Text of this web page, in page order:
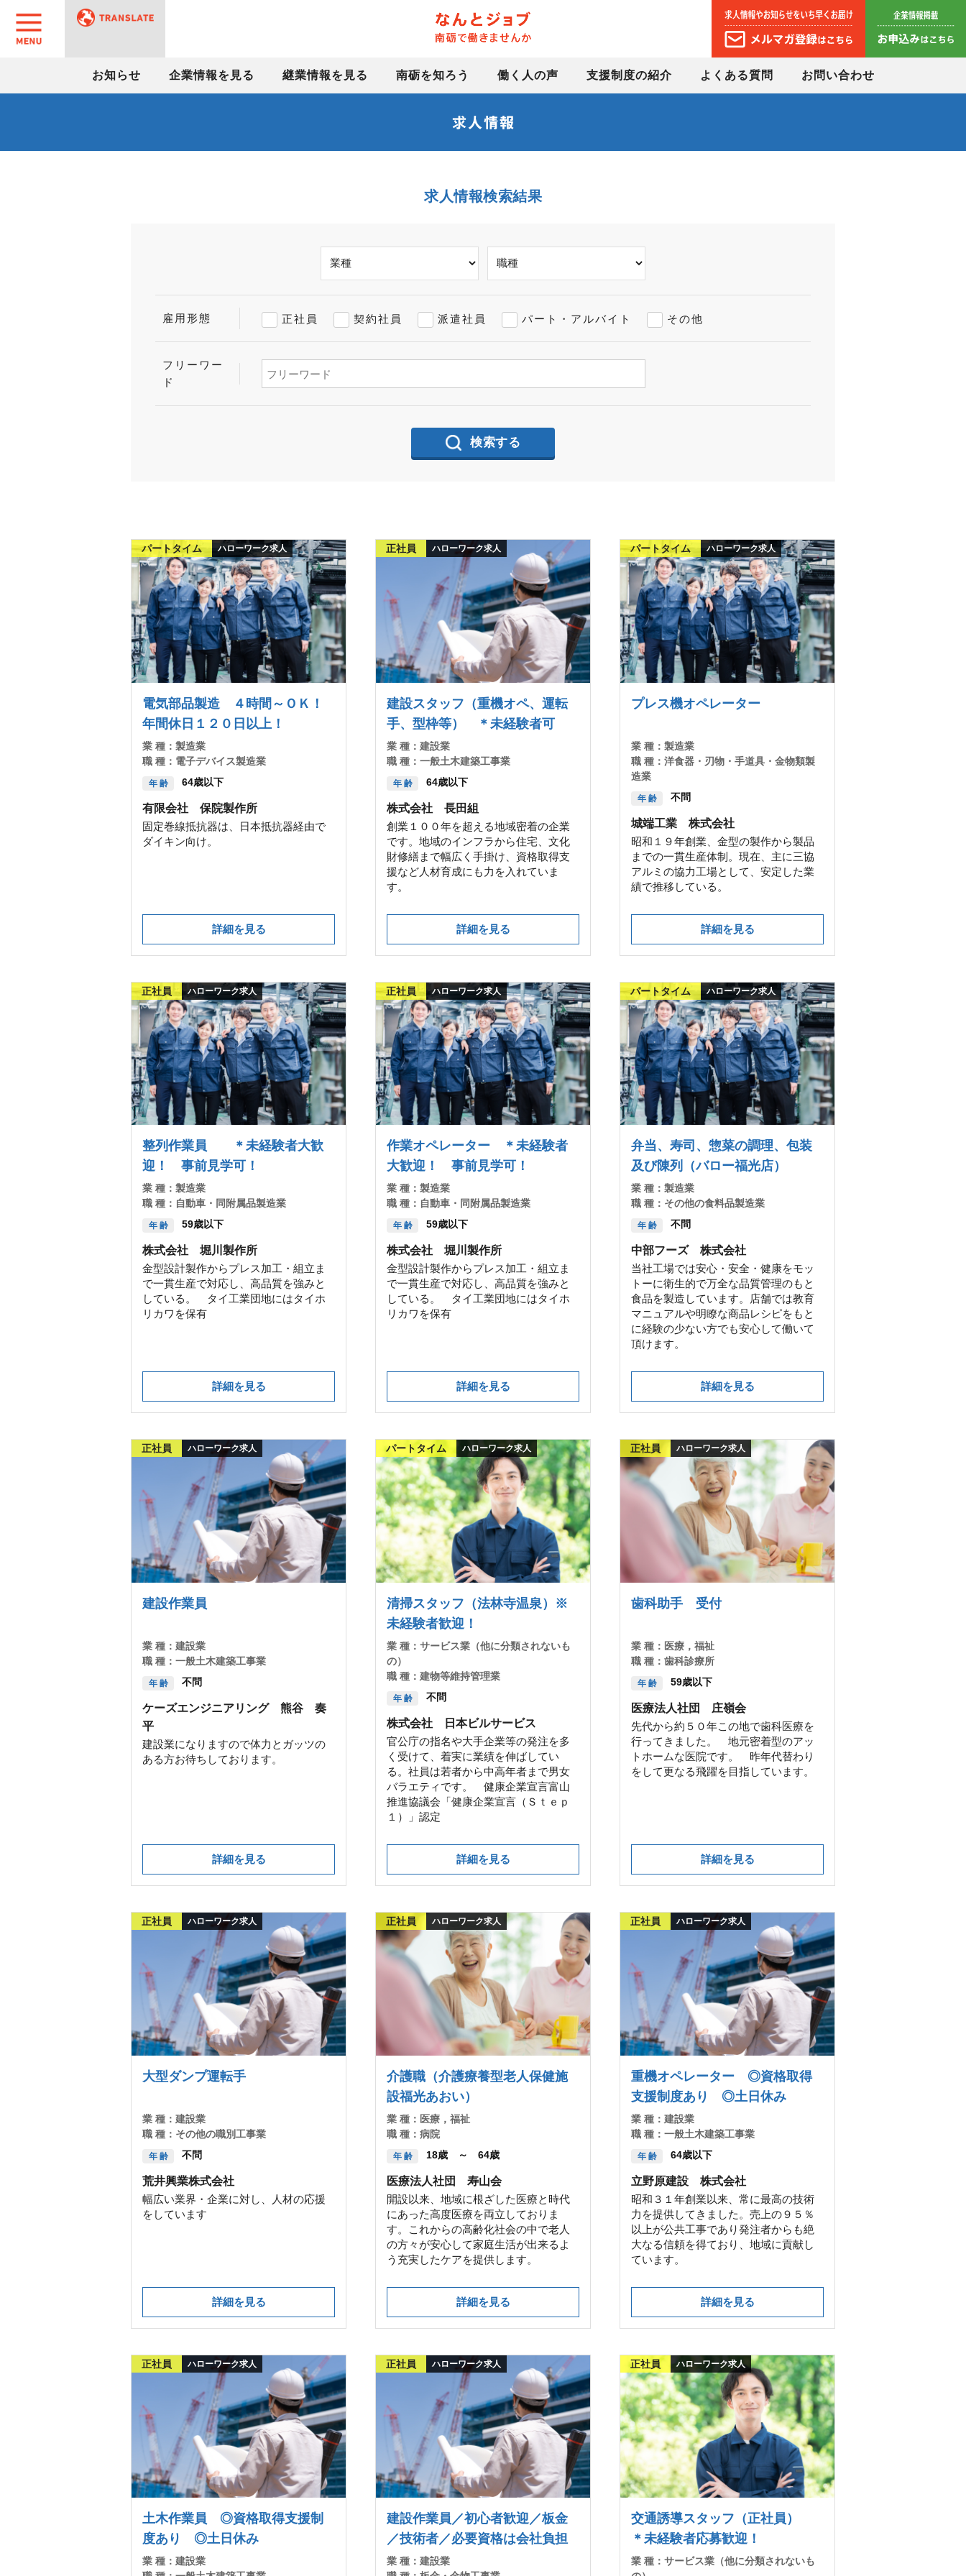
お知らせ 企業情報を見る 継業情報を見る 南砺を知ろう 働く人の声 支援制度の紹介 よくある質問 お問い合わせ
求人情報検索結果
雇用形態 正社員 契約社員 派遣社員 パート・アルバイト その他
フリーワー
ド
検索する
パートタイム ハローワーク求人
電気部品製造 ４時間～ＯＫ！
年間休日１２０日以上！
業 種： 製造業
職 種： 電子デバイス製造業
年 齢 64歳以下
有限会社 保院製作所
固定巻線抵抗器は、日本抵抗器経由で
ダイキン向け。
詳細を見る
正社員 ハローワーク求人
建設スタッフ（重機オペ、運転
手、型枠等） ＊未経験者可
業 種： 建設業
職 種： 一般土木建築工事業
年 齢 64歳以下
株式会社 長田組
創業１００年を超える地域密着の企業
です。地域のインフラから住宅、文化
財修繕まで幅広く手掛け、資格取得支
援など人材育成にも力を入れていま
す。
詳細を見る
パートタイム ハローワーク求人
プレス機オペレーター
業 種： 製造業
職 種： 洋食器・刃物・手道具・金物類製
造業
年 齢 不問
城端工業 株式会社
昭和１９年創業、金型の製作から製品
までの一貫生産体制。現在、主に三協
アルミの協力工場として、安定した業
績で推移している。
詳細を見る
正社員 ハローワーク求人
整列作業員 ＊未経験者大歓
迎！ 事前見学可！
業 種： 製造業
職 種： 自動車・同附属品製造業
年 齢 59歳以下
株式会社 堀川製作所
金型設計製作からプレス加工・組立ま
で一貫生産で対応し、高品質を強みと
している。 タイ工業団地にはタイホ
リカワを保有
詳細を見る
正社員 ハローワーク求人
作業オペレーター ＊未経験者
大歓迎！ 事前見学可！
業 種： 製造業
職 種： 自動車・同附属品製造業
年 齢 59歳以下
株式会社 堀川製作所
金型設計製作からプレス加工・組立ま
で一貫生産で対応し、高品質を強みと
している。 タイ工業団地にはタイホ
リカワを保有
詳細を見る
パートタイム ハローワーク求人
弁当、寿司、惣菜の調理、包装
及び陳列（バロー福光店）
業 種： 製造業
職 種： その他の食料品製造業
年 齢 不問
中部フーズ 株式会社
当社工場では安心・安全・健康をモッ
トーに衛生的で万全な品質管理のもと
食品を製造しています。店舗では教育
マニュアルや明瞭な商品レシピをもと
に経験の少ない方でも安心して働いて
頂けます。
詳細を見る
正社員 ハローワーク求人
建設作業員
業 種： 建設業
職 種： 一般土木建築工事業
年 齢 不問
ケーズエンジニアリング 熊谷 奏
平
建設業になりますので体力とガッツの
ある方お待ちしております。
詳細を見る
パートタイム ハローワーク求人
清掃スタッフ（法林寺温泉）※
未経験者歓迎！
業 種： サービス業（他に分類されないも
の）
職 種： 建物等維持管理業
年 齢 不問
株式会社 日本ビルサービス
官公庁の指名や大手企業等の発注を多
く受けて、着実に業績を伸ばしてい
る。社員は若者から中高年者まで男女
バラエティです。 健康企業宣言富山
推進協議会「健康企業宣言（Ｓｔｅｐ
１）」認定
詳細を見る
正社員 ハローワーク求人
歯科助手 受付
業 種： 医療，福祉
職 種： 歯科診療所
年 齢 59歳以下
医療法人社団 庄嶺会
先代から約５０年この地で歯科医療を
行ってきました。 地元密着型のアッ
トホームな医院です。 昨年代替わり
をして更なる飛躍を目指しています。
詳細を見る
正社員 ハローワーク求人
大型ダンプ運転手
業 種： 建設業
職 種： その他の職別工事業
年 齢 不問
荒井興業株式会社
幅広い業界・企業に対し、人材の応援
をしています
詳細を見る
正社員 ハローワーク求人
介護職（介護療養型老人保健施
設福光あおい）
業 種： 医療，福祉
職 種： 病院
年 齢 18歳 ～ 64歳
医療法人社団 寿山会
開設以来、地域に根ざした医療と時代
にあった高度医療を両立しておりま
す。これからの高齢化社会の中で老人
の方々が安心して家庭生活が出来るよ
う充実したケアを提供します。
詳細を見る
正社員 ハローワーク求人
重機オペレーター ◎資格取得
支援制度あり ◎土日休み
業 種： 建設業
職 種： 一般土木建築工事業
年 齢 64歳以下
立野原建設 株式会社
昭和３１年創業以来、常に最高の技術
力を提供してきました。売上の９５％
以上が公共工事であり発注者からも絶
大なる信頼を得ており、地域に貢献し
ています。
詳細を見る
正社員 ハローワーク求人
土木作業員 ◎資格取得支援制
度あり ◎土日休み
業 種： 建設業
正社員 ハローワーク求人
建設作業員／初心者歓迎／板金
／技術者／必要資格は会社負担
業 種： 建設業
正社員 ハローワーク求人
交通誘導スタッフ（正社員）
＊未経験者応募歓迎！
業 種： サービス業（他に分類されないも